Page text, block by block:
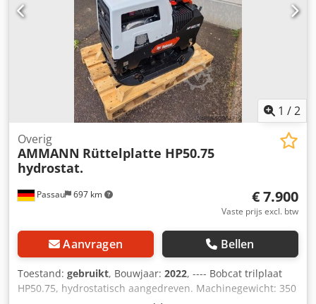
1 /2
Passau 697 km
Overig
AMMANN Rüttelplatte HP50.75
hydrostat.
€ 7.900
Vaste prijs excl. btw
Aanvragen Bellen
Toestand: gebruikt, Bouwjaar: 2022, ---- Bobcat trilplaat
HP50.75, hydrostatisch aangedreven. Machinegewicht: 350